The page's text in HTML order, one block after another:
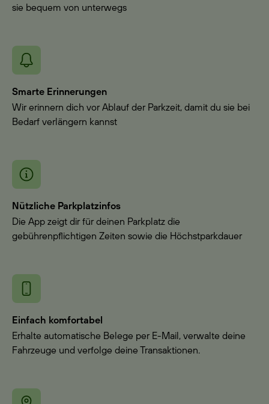
sie bequem von unterwegs
Smarte Erinnerungen
Wir erinnern dich vor Ablauf der Parkzeit, damit du sie bei
Bedarf verlängern kannst
Nützliche Parkplatzinfos
Die App zeigt dir für deinen Parkplatz die
gebührenpflichtigen Zeiten sowie die Höchstparkdauer
Einfach komfortabel
Erhalte automatische Belege per E-Mail, verwalte deine
Fahrzeuge und verfolge deine Transaktionen.